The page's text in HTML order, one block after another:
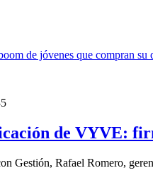
de VYVE:
Gestión, Rafael Romero,